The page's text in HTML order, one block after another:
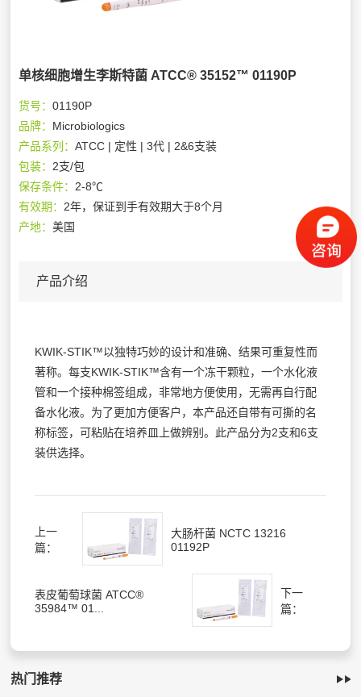
单核细胞增生李斯特菌 ATCC® 35152™ 01190P
货号：01190P
品牌： Microbiologics
产品系列：ATCC | 定性 | 3代 | 2&6支装
包装： 2支/包
保存条件： 2-8℃
有效期： 2年，保证到手有效期大于8个月
产地：美国
产品介绍
KWIK-STIK™以独特巧妙的设计和准确、结果可重复性而
著称。每支KWIK-STIK™含有一个冻干颗粒，一个水化液
管和一个接种棉签组成，非常地方便使用，无需再自行配
备水化液。为了更加方便客户，本产品还自带有可撕的名
称标签，可粘贴在培养皿上做辨别。此产品分为2支和6支
装供选择。
上一
篇：
大肠杆菌 NCTC 13216
01192P
表皮葡萄球菌 ATCC®
35984™ 01...
下一
篇：
热门推荐